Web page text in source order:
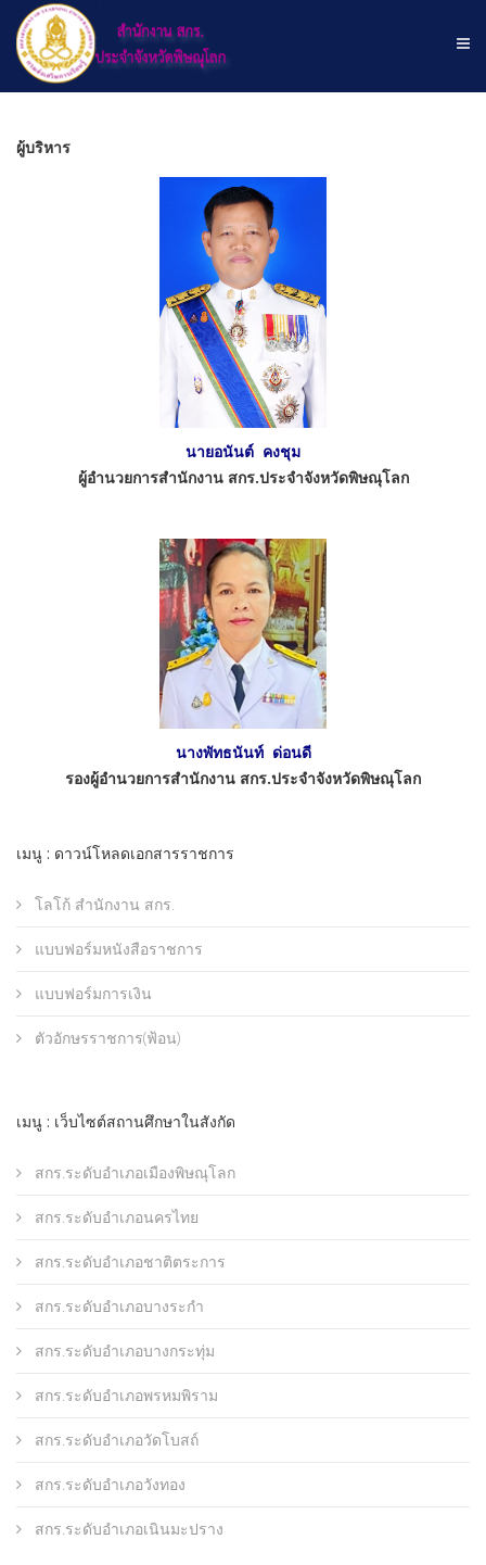
ผู้บริหาร
นายอนันต์ คงชุม
ผู้อำนวยการสำนักงาน สกร.ประจำจังหวัดพิษณุโลก
นางพัทธนันท์ ด่อนดี
รองผู้อำนวยการสำนักงาน สกร.ประจำจังหวัดพิษณุโลก
เมนู : ดาวน์โหลดเอกสารราชการ
โลโก้ สำนักงาน สกร.
แบบฟอร์มหนังสือราชการ
แบบฟอร์มการเงิน
ตัวอักษรราชการ(ฟ้อน)
เมนู : เว็บไซต์สถานศึกษาในสังกัด
สกร.ระดับอำเภอเมืองพิษณุโลก
สกร.ระดับอำเภอนครไทย
สกร.ระดับอำเภอชาติตระการ
สกร.ระดับอำเภอบางระกำ
สกร.ระดับอำเภอบางกระทุ่ม
สกร.ระดับอำเภอพรหมพิราม
สกร.ระดับอำเภอวัดโบสถ์
สกร.ระดับอำเภอวังทอง
สกร.ระดับอำเภอเนินมะปราง